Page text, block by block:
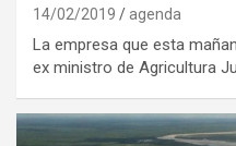
14/02/2019 agenda
La empresa que esta
ex ministro de Agricultura